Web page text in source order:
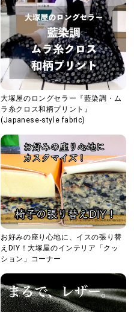
大塚屋のロングセラー『藍染調・ム
ラ糸クロス和柄プリント』
(Japanese-style fabric)
お好みの座り心地に、イスの張り替
えDIY！大塚屋のインテリア「クッ
ション」コーナー